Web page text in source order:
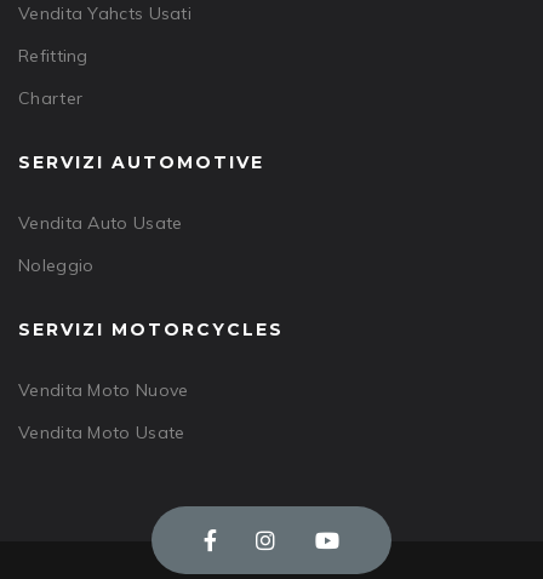
Vendita Yahcts Usati
Refitting
Charter
SERVIZI AUTOMOTIVE
Vendita Auto Usate
Noleggio
SERVIZI MOTORCYCLES
Vendita Moto Nuove
Vendita Moto Usate